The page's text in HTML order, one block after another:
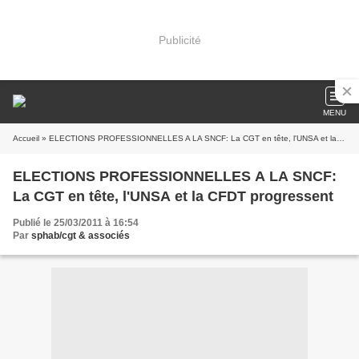
Publicité
MENU
Accueil » ELECTIONS PROFESSIONNELLES A LA SNCF: La CGT en tête, l'UNSA et la CFDT progressent
ELECTIONS PROFESSIONNELLES A LA SNCF:
La CGT en tête, l'UNSA et la CFDT progressent
Publié le 25/03/2011 à 16:54
Par sphab/cgt & associés